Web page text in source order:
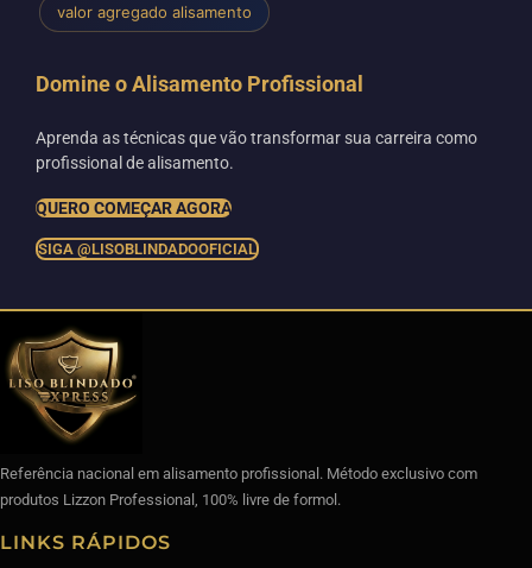
valor agregado alisamento
Domine o Alisamento Profissional
Aprenda as técnicas que vão transformar sua carreira como
profissional de alisamento.
QUERO COMEÇAR AGORA
SIGA @LISOBLINDADOOFICIAL
Referência nacional em alisamento profissional. Método exclusivo com
produtos Lizzon Professional, 100% livre de formol.
LINKS RÁPIDOS